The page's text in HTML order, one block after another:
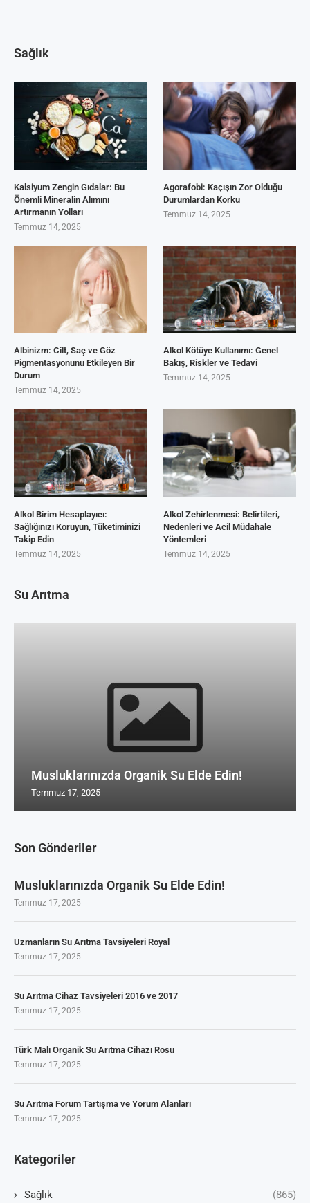
Son Gönderiler
Musluklarınızda Organik Su Elde Edin!
Temmuz 17, 2025
Uzmanların Su Arıtma Tavsiyeleri Royal
Temmuz 17, 2025
Su Arıtma Cihaz Tavsiyeleri 2016 ve 2017
Temmuz 17, 2025
Türk Malı Organik Su Arıtma Cihazı Rosu
Temmuz 17, 2025
Su Arıtma Forum Tartışma ve Yorum Alanları
Temmuz 17, 2025
Kategoriler
Sağlık (865)
Sağlık
Kalsiyum Zengin Gıdalar: Bu
Önemli Mineralin Alımını
Artırmanın Yolları
Temmuz 14, 2025
Agorafobi: Kaçışın Zor Olduğu
Durumlardan Korku
Temmuz 14, 2025
Albinizm: Cilt, Saç ve Göz
Pigmentasyonunu Etkileyen Bir
Durum
Temmuz 14, 2025
Alkol Kötüye Kullanımı: Genel
Bakış, Riskler ve Tedavi
Temmuz 14, 2025
Alkol Birim Hesaplayıcı:
Sağlığınızı Koruyun, Tüketiminizi
Takip Edin
Temmuz 14, 2025
Alkol Zehirlenmesi: Belirtileri,
Nedenleri ve Acil Müdahale
Yöntemleri
Temmuz 14, 2025
Su Arıtma
Musluklarınızda Organik Su Elde Edin!
Temmuz 17, 2025